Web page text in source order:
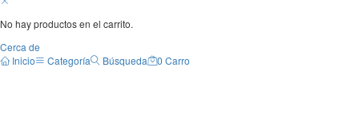
No hay productos en el carrito.
Cerca de
Inicio
Categoría Búsqueda 0 Carro